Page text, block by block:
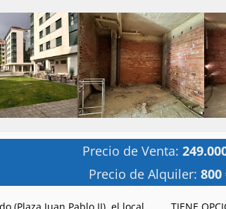
Precio de Venta:
Precio de Alquiler: 800